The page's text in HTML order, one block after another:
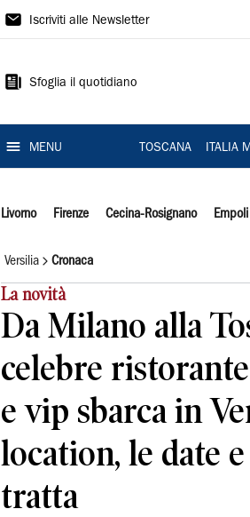
Il
Iscriviti alle Newsletter
Sfoglia il quotidiano
MENU TOSCANA ITALIA
Livorno Firenze Cecina-Rosignano Empoli
Versilia Cronaca
La novità
Da Milano alla
celebre
e vip sbarca in
location, le date
tratta